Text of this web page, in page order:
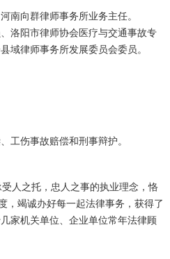
南向群律师事务所业务主任。
洛阳市律师协会医疗与交通事故专
域律师事务所发展委员会委员。
工伤事故赔偿和刑事辩护。
人之托，忠人之事的执业理念，恪
，竭诚办好每一起法律事务，获得了
家机关单位、企业单位常年法律顾